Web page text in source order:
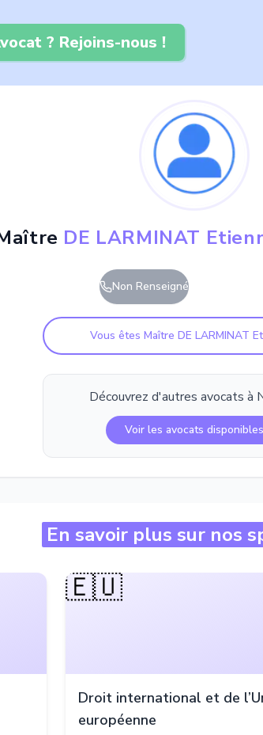
? Rejoins-nous !
DE LARMINAT
Non Renseigné
Vous êtes Maître DE LARMINAT
Découvrez d'autres avocats à
Voir les avocats disponibles
En savoir plus sur nos
🇪🇺
Droit international et de
européenne